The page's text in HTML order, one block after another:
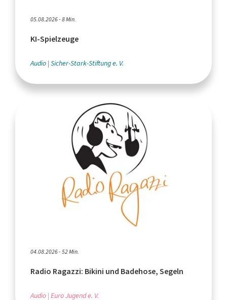
05.08.2026 - 8 Min.
KI-Spielzeuge
Audio Sicher-Stark-Stiftung e. V.
04.08.2026 - 52 Min.
Radio Ragazzi: Bikini und Badehose, Segeln
Audio Euro Jugend e. V.